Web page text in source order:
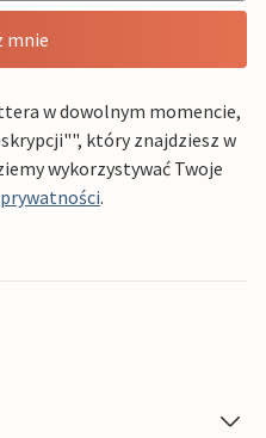
mnie
w dowolnym momencie,
który znajdziesz w
wykorzystywać Twoje
.